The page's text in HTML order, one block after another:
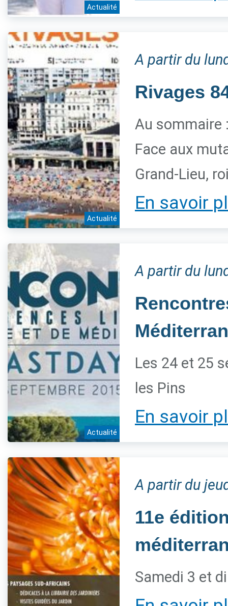
Actualité
Actualité
A partir du
Rivages
Au sommaire
Face aux
Grand-Lieu,
En savoir
Actualité
A partir du
Les 24 et 25
les Pins
En savoir
A partir du
11e
Samedi 3 et